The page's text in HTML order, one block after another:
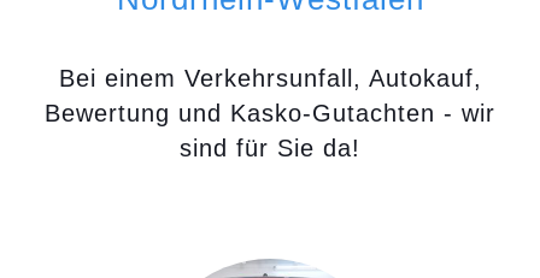
Bei einem Verkehrsunfall, Autokauf,
Bewertung und Kasko-Gutachten - wir
sind für Sie da!